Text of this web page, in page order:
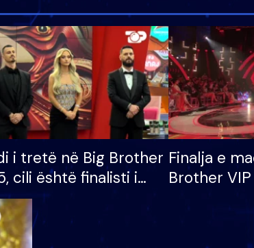
i tretë në Big Brother
cili është finalisti i
që lë shtëpinë
Finalja e
Brother
banori i
dhe humb
të fituar